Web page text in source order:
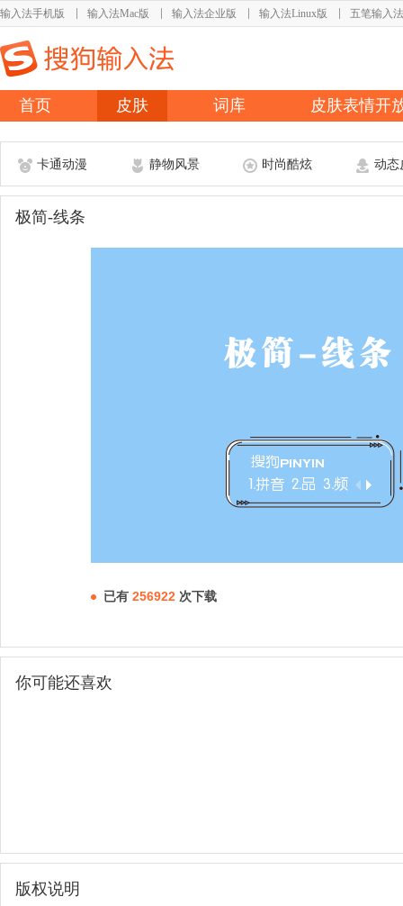
输入法手机版 输入法Mac版 输入法企业版 输入法Linux版 五笔输入法
首页 皮肤 词库 皮肤表情开
卡通动漫 静物风景 时尚酷炫 动态
极简-线条
已有 256922 次下载
你可能还喜欢
版权说明